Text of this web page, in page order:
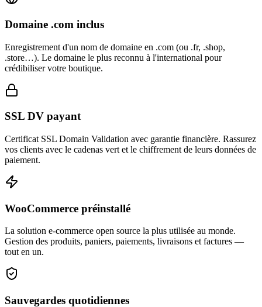
Domaine .com inclus
Enregistrement d'un nom de domaine en .com (ou .fr, .shop,
.store…). Le domaine le plus reconnu à l'international pour
crédibiliser votre boutique.
SSL DV payant
Certificat SSL Domain Validation avec garantie financière. Rassurez
vos clients avec le cadenas vert et le chiffrement de leurs données de
paiement.
WooCommerce préinstallé
La solution e-commerce open source la plus utilisée au monde.
Gestion des produits, paniers, paiements, livraisons et factures —
tout en un.
Sauvegardes quotidiennes